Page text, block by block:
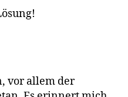
vor allem der